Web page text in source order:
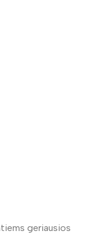
geriausios